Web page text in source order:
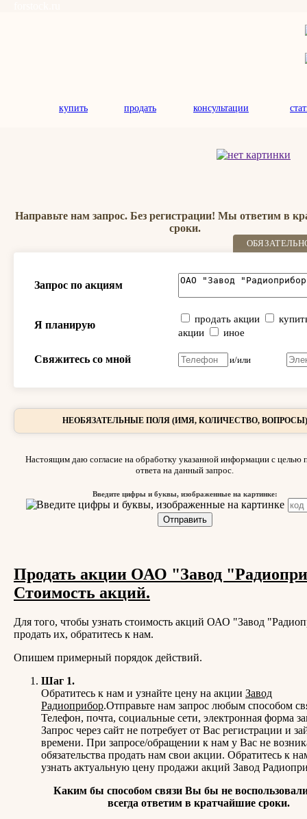
купить продать консультации
Направьте нам запрос. Без регистрации! Мы ответим в
сроки.
Запрос по акциям
Я планирую продать акции
акции
иное
Свяжитесь со мной и/или
НЕОБЯЗАТЕЛЬНЫЕ ПОЛЯ (ИМЯ, КОЛИЧЕСТВО, ВОПРОСЫ)
Настоящим даю согласие на обработку указанной информации с целью
ответа на данный запрос.
Введите цифры и буквы, изображенные на картинке:
Продать акции ОАО "Завод
Стоимость акций.
Для того, чтобы узнать стоимость акций ОАО "Завод
продать их, обратитесь к нам.
Опишем примерный порядок действий.
Шаг 1.
Обратитесь к нам и узнайте цену на акции Завод
Радиоприбор.Отправьте нам запрос любым способом
Телефон, почта, социальные сети, электронная форма
Запрос через сайт не потребует от Вас регистрации и
времени. При запросе/обращении к нам у Вас не
обязательства продать нам свои акции. Обратитесь к
узнать актуальную цену продажи акций Завод
Каким бы способом связи Вы бы не
всегда ответим в кратчайшие сроки.